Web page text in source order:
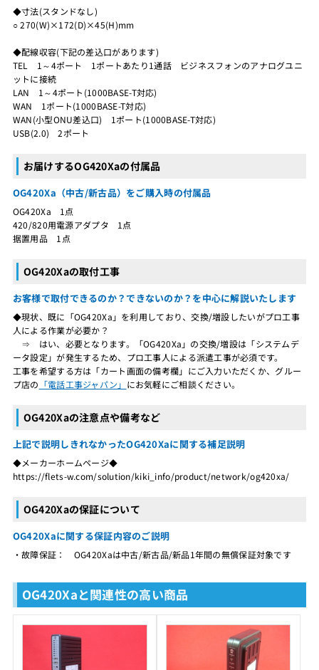
◆寸法(スタンドなし)
○ 270(W)×172(D)×45(H)mm
◆配線収容(下記の差込口があります)
TEL 1～4ポート 1ポートあたり1通話 ビジネスフォンのアナログユニ
ットに接続
LAN 1～4ポート(1000BASE-T対応)
WAN 1ポート(1000BASE-T対応)
WAN(小型ONU差込口) 1ポート(1000BASE-T対応)
USB(2.0) 2ポート
お届けするOG420Xaの付属品
OG420Xa（中古/新古品）をご購入時の付属品
OG420Xa 1点
420/820用電源アダプタ 1点
据置用品 1点
OG420Xaの取付工事
お客様で取付できるのか？できないのか？を中心に解説いたします
◆現状、既に「OG420Xa」を利用しており、交換/増設したいがプロ工事
人による作業が必要か？
⇒ はい、必要となります。「OG420Xa」の交換/増設は「システムデ
ータ設定」が発生するため、プロ工事人による派遣工事が必須です。
工事を希望する方は「カート画面の備考欄」にご入力いただくか、グルー
プ店の 「電話工事ジャパン」 にお気軽にご相談ください。
OG420Xaの注意点や備考など
上記で説明しきれなかったOG420Xaに関する補足説明
◆メーカーホームページ◆
https://flets-w.com/solution/kiki_info/product/network/og420xa/
OG420Xaの保証について
OG420Xaに関する保証内容のご説明
・故障保証： OG420Xaは中古/新古品/新品1年間の無償保証対象です
OG420Xaと関連性の高い商品